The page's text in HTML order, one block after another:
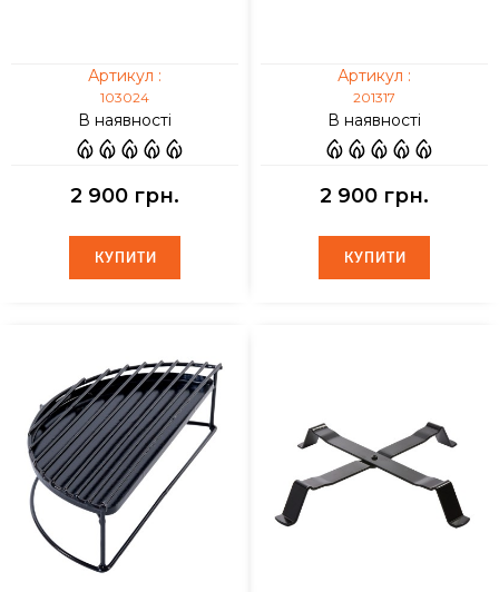
Артикул :
103024
В наявності
2 900 грн.
КУПИТИ
КУПИТИ
Артикул :
201317
В наявності
2 900 грн.
КУПИТИ
КУПИТИ